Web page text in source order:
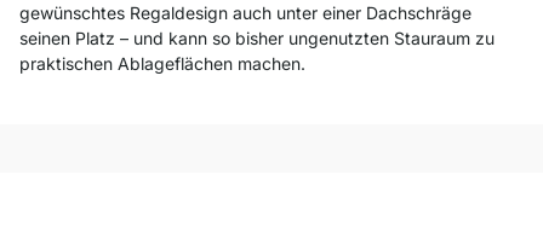
gewünschtes Regaldesign auch unter einer Dachschräge
seinen Platz – und kann so bisher ungenutzten Stauraum zu
praktischen Ablageflächen machen.